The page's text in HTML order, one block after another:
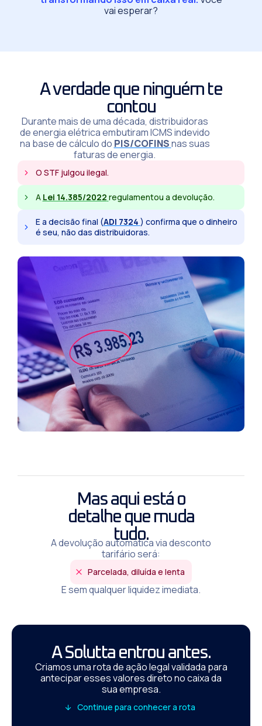
vai esperar?
A verdade que ninguém te
contou
Durante mais de uma década, distribuidoras
de energia elétrica embutiram ICMS indevido
na base de cálculo do PIS/COFINSnas suas
faturas de energia.
O STF julgou ilegal.
A Lei 14.385/2022 regulamentou a devolução.
E a decisão final (ADI 7324 ) confirma que o dinheiro
é seu, não das distribuidoras.
Mas aqui está o
detalhe que muda
tudo.
A devolução automática via desconto
tarifário será:
Parcelada, diluída e lenta
E sem qualquer liquidez imediata.
A Solutta entrou antes.
Criamos uma rota de ação legal validada para
antecipar esses valores direto no caixa da
sua empresa.
Continue para conhecer a rota